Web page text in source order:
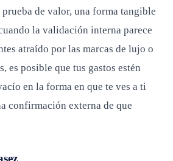
de valor, una forma tangible
la validación interna parece
atraído por las marcas de lujo o
es posible que tus gastos estén
en la forma en que te ves a ti
confirmación externa de que